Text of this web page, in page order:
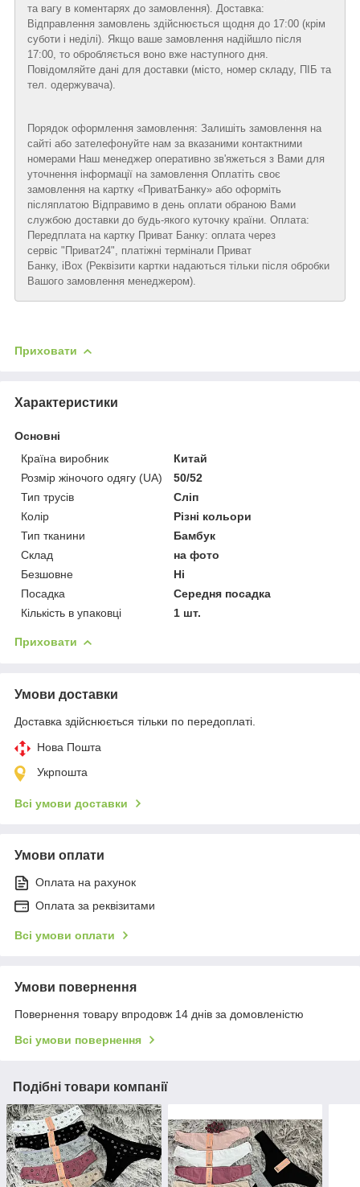
та вагу в коментарях до замовлення). Доставка:
Відправлення замовлень здійснюється щодня до 17:00 (крім
суботи і неділі). Якщо ваше замовлення надійшло після
17:00, то обробляється воно вже наступного дня.
Повідомляйте дані для доставки (місто, номер складу, ПІБ та
тел. одержувача).
Порядок оформлення замовлення: Залишіть замовлення на
сайті або зателефонуйте нам за вказаними контактними
номерами Наш менеджер оперативно зв'яжеться з Вами для
уточнення інформації на замовлення Оплатіть своє
замовлення на картку «ПриватБанку» або оформіть
післяплатою Відправимо в день оплати обраною Вами
службою доставки до будь-якого куточку країни. Оплата:
Передплата на картку Приват Банку: оплата через
сервіс "Приват24", платіжні термінали Приват
Банку, iBox (Реквізити картки надаються тільки після обробки
Вашого замовлення менеджером).
Приховати
Характеристики
Основні
Країна виробник
Китай
Розмір жіночого одягу (UA)
50/52
Тип трусів
Сліп
Колір
Різні кольори
Тип тканини
Бамбук
Склад
на фото
Безшовне
Ні
Посадка
Середня посадка
Кількість в упаковці
1 шт.
Приховати
Умови доставки
Доставка здійснюється тільки по передоплаті.
Нова Пошта
Укрпошта
Всі умови доставки
Умови оплати
Оплата на рахунок
Оплата за реквізитами
Всі умови оплати
Умови повернення
Повернення товару впродовж 14 днів за домовленістю
Всі умови повернення
Подібні товари компанії